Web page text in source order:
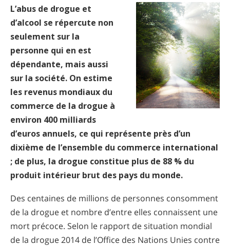
Ukrainien
Croate
Turc
L’abus de drogue et
d’alcool se répercute non
seulement sur la
personne qui en est
dépendante, mais aussi
sur la société. On estime
les revenus mondiaux du
commerce de la drogue à
environ 400 milliards
d’euros annuels, ce qui représente près d’un
dixième de l’ensemble du commerce international
; de plus, la drogue constitue plus de 88 % du
produit intérieur brut des pays du monde.
Des centaines de millions de personnes consomment
de la drogue et nombre d’entre elles connaissent une
mort précoce. Selon le rapport de situation mondial
de la drogue 2014 de l’Office des Nations Unies contre